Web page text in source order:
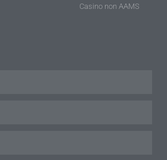
Casino non AAMS